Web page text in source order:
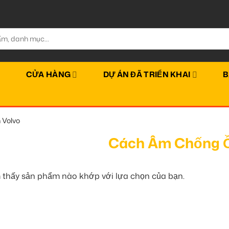
CỬA HÀNG DỰ ÁN ĐÃ TRIỂN KHAI
Cách Âm Chống
sản phẩm nào khớp với lựa chọn của bạn.